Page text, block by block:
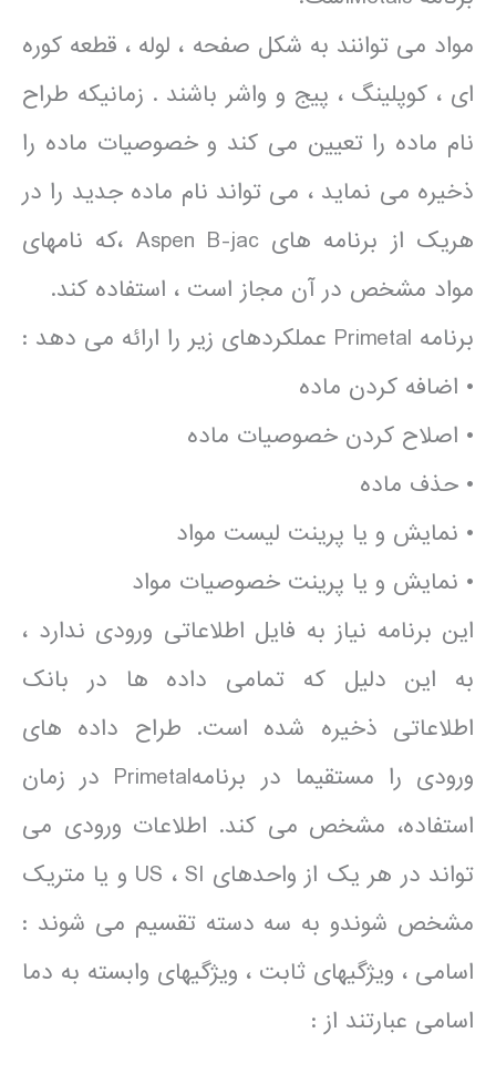
مواد می توانند به شکل صفحه ، لوله ، قطعه کوره
ای ، کوپلینگ ، پیج و واشر باشند . زمانیکه طراح
نام ماده را تعیین می کند و خصوصیات ماده را
ذخیره می نماید ، می تواند نام ماده جدید را در
هریک از برنامه های Aspen B-jac ،که نامهای
مواد مشخص در آن مجاز است ، استفاده کند.
برنامه Primetal عملکردهای زیر را ارائه می دهد :
• اضافه کردن ماده
• اصلاح کردن خصوصیات ماده
• حذف ماده
• نمایش و یا پرینت لیست مواد
• نمایش و یا پرینت خصوصیات مواد
این برنامه نیاز به فایل اطلاعاتی ورودی ندارد ،
به این دلیل که تمامی داده ها در بانک
اطلاعاتی ذخیره شده است. طراح داده های
ورودی را مستقیما در برنامهPrimetal در زمان
استفاده، مشخص می کند. اطلاعات ورودی می
تواند در هر یک از واحدهای US ، SI و یا متریک
مشخص شوندو به سه دسته تقسیم می شوند :
اسامی ، ویژگیهای ثابت ، ویژگیهای وابسته به دما
اسامی عبارتند از :